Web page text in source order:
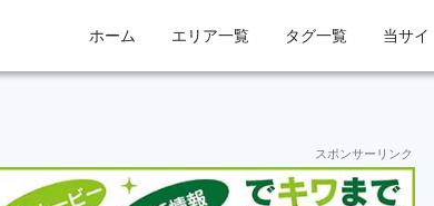
ホーム エリア一覧 タグ一覧 当サイ
スポンサーリンク